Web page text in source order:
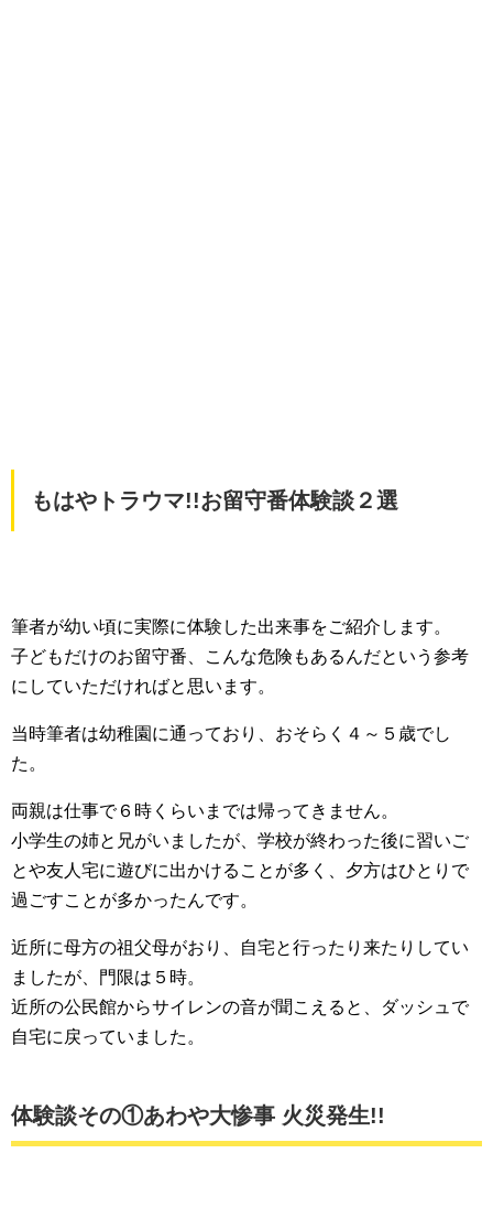
もはやトラウマ!!お留守番体験談２選
筆者が幼い頃に実際に体験した出来事をご紹介します。
子どもだけのお留守番、こんな危険もあるんだという参考
にしていただければと思います。
当時筆者は幼稚園に通っており、おそらく４～５歳でし
た。
両親は仕事で６時くらいまでは帰ってきません。
小学生の姉と兄がいましたが、学校が終わった後に習いご
とや友人宅に遊びに出かけることが多く、夕方はひとりで
過ごすことが多かったんです。
近所に母方の祖父母がおり、自宅と行ったり来たりしてい
ましたが、門限は５時。
近所の公民館からサイレンの音が聞こえると、ダッシュで
自宅に戻っていました。
体験談その①あわや大惨事 火災発生!!